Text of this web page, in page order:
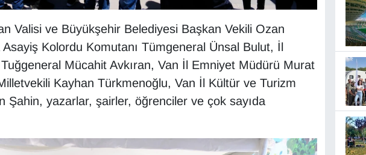
Valisi ve Büyükşehir Belediyesi Başkan Vekili Ozan
Asayiş Kolordu Komutanı Tümgeneral Ünsal Bulut, İl
Mücahit Avkıran, Van İl Emniyet Müdürü Murat
Kayhan Türkmenoğlu, Van İl Kültür ve Turizm
Şahin, yazarlar, şairler, öğrenciler ve çok sayıda